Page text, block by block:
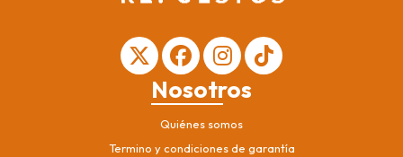
Nosotros
Quiénes somos
Termino y condiciones de garantía